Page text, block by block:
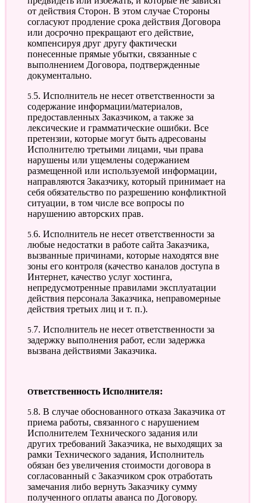
от действия Сторон. В этом случае Стороны
согласуют продление срока действия Договора
или досрочно прекращают его действие,
компенсируя друг другу фактически
понесенные прямые убытки, связанные с
выполнением Договора, подтвержденные
документально.
5.5. Исполнитель не несет ответственности за
содержание информации/материалов,
предоставленных Заказчиком, а также за
лексические и грамматические ошибки. Все
претензии, которые могут быть адресованы
Исполнителю третьими лицами, чьи права
нарушены или ущемлены содержанием
размещенной или используемой информации,
направляются Заказчику, который принимает на
себя обязательство по разрешению конфликтной
ситуации, в том числе все вопросы по
нарушению авторских прав.
5.6. Исполнитель не несет ответственности за
любые недостатки в работе сайта Заказчика,
вызванные причинами, которые находятся вне
зоны его контроля (качество каналов доступа в
Интернет, качество услуг хостинга,
непредусмотренные правилами эксплуатации
действия персонала Заказчика, неправомерные
действия третьих лиц и т. п.).
5.7. Исполнитель не несет ответственности за
задержку выполнения работ, если задержка
вызвана действиями Заказчика.
Ответственность Исполнителя:
5.8. В случае обоснованного отказа Заказчика от
приема работы, связанного с нарушением
Исполнителем Технического задания или
других требований Заказчика, не выходящих за
рамки Технического задания, Исполнитель
обязан без увеличения стоимости договора в
согласованный с Заказчиком срок отработать
замечания либо вернуть Заказчику сумму
полученного оплаты аванса по Договору.